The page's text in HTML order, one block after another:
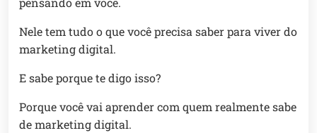
Nele tem tudo o que você precisa saber para viver do
marketing digital.
E sabe porque te digo isso?
Porque você vai aprender com quem realmente sabe
de marketing digital.